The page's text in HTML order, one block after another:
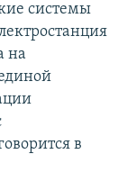
системы
на
в